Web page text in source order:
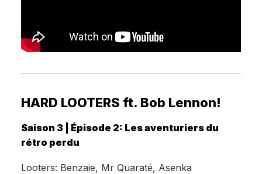
HARD LOOTERS ft. Bob Lennon!
Saison 3 | Épisode 2: Les aventuriers du
rétro perdu
Looters: Benzaie, Mr Quaraté, Asenka